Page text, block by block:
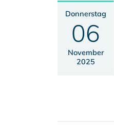
Donnerstag
06
November
2025